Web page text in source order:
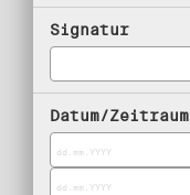
Signatur
Datum/Zeitraum